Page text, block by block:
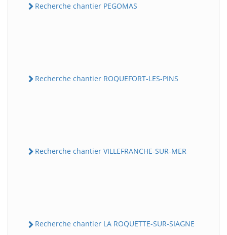
Recherche chantier PEGOMAS
Recherche chantier ROQUEFORT-LES-PINS
Recherche chantier VILLEFRANCHE-SUR-MER
Recherche chantier LA ROQUETTE-SUR-SIAGNE